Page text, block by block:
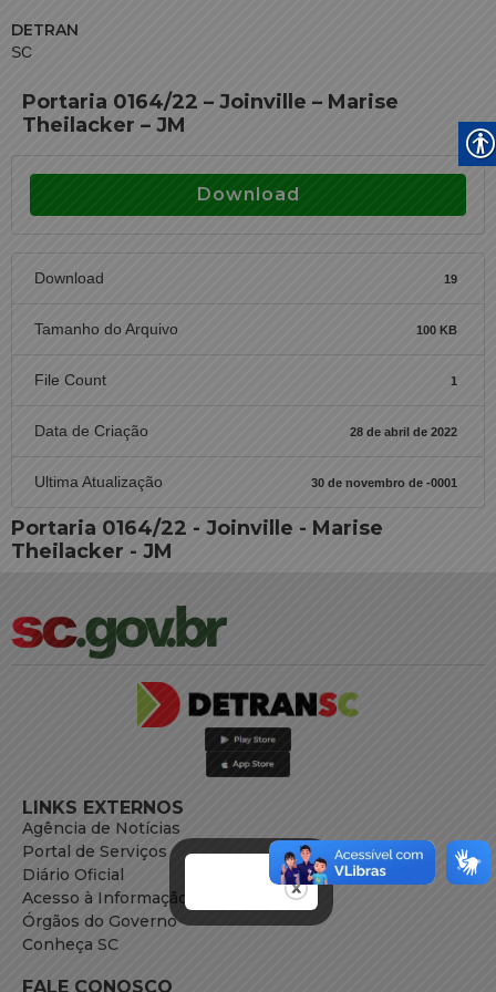
DETRAN
SC
Portaria 0164/22 – Joinville – Marise
Theilacker – JM
Download
Download 19
Tamanho do Arquivo 100 KB
File Count 1
Data de Criação 28 de abril de 2022
Ultima Atualização 30 de novembro de -0001
Portaria 0164/22 - Joinville - Marise
Theilacker - JM
LINKS EXTERNOS
Agência de Notícias
Portal de Serviços
Diário Oficial
Acesso à Informação
Órgãos do Governo
Conheça SC
FALE CONOSCO